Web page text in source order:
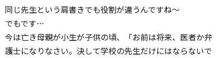
同じ先生という肩書きでも役割が違うんですね〜
でもです…
今は亡き母親が小生が子供の頃、「お前は将来、医者か弁
護士になりなさい。決して学校の先生だけにはならないで